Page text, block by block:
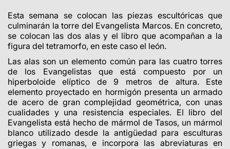
Esta semana se colocan las piezas escultóricas que
culminarán la torre del Evangelista Marcos. En concreto,
se colocan las dos alas y el libro que acompañan a la
figura del tetramorfo, en este caso el león.
Las alas son un elemento común para las cuatro torres
de los Evangelistas que está compuesto por un
hiperboloide elíptico de 9 metros de altura. Este
elemento proyectado en hormigón presenta un armado
de acero de gran complejidad geométrica, con unas
cualidades y una resistencia especiales. El libro del
Evangelista está hecho de mármol de Tasos, un mármol
blanco utilizado desde la antigüedad para esculturas
griegas y romanas, e incorpora las abreviaturas en